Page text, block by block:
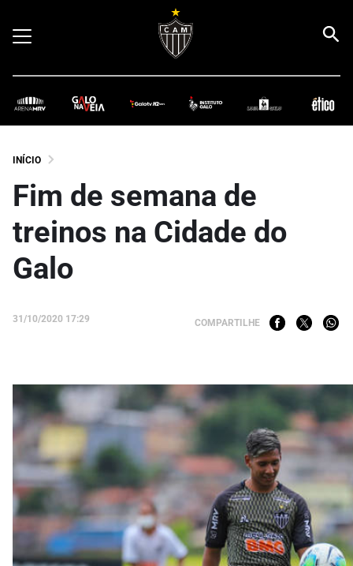
INÍCIO
Fim de semana de
treinos na Cidade do
Galo
31/10/2020 17:29 COMPARTILHE